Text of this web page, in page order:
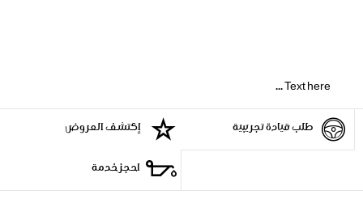
Text here ...
طلب قيادة تجريبية إكتشف العروض
احجز خدمة